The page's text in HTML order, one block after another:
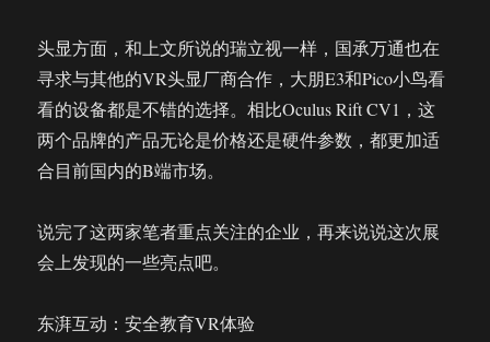
头显方面，和上文所说的瑞立视一样，国承万通也在
寻求与其他的VR头显厂商合作，大朋E3和Pico小鸟看
看的设备都是不错的选择。相比Oculus Rift CV1，这
两个品牌的产品无论是价格还是硬件参数，都更加适
合目前国内的B端市场。
说完了这两家笔者重点关注的企业，再来说说这次展
会上发现的一些亮点吧。
东湃互动：安全教育VR体验